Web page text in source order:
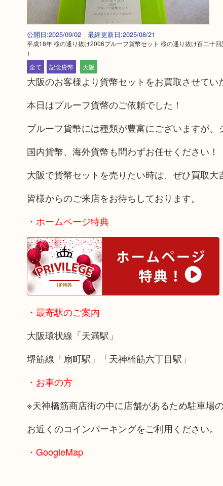
公開日:2025/09/02 最終更新日:2025/08/21
平成18年 桜の通り抜け2006プルーフ貨幣セット 桜の通り抜け百二十
）
全て
記念貨幣 大阪
大阪のお客様より貨幣セットをお買取させてい
本日はプルーフ貨幣のご依頼でした！
プルーフ貨幣には種類が豊富にございますが、
国内貨幣、海外貨幣も問わずお任せください！
大阪で貨幣セットを売りたい時は、ぜひ買取大
皆様からのご来店をお待ちしております。
・ホームページ特典
・最寄駅のご案内
大阪環状線「天満駅」
堺筋線「扇町駅」「天神橋筋六丁目駅」
・お車の方
※天神橋筋商店街の中に店舗があるため駐車場
お近くのコインパーキングをご利用ください。
・GoogleMap